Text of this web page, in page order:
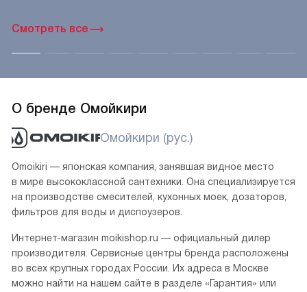
Смотреть все
О бренде Омойкири
Омойкири (рус.)
Omoikiri — японская компания, занявшая видное место
в мире высококлассной сантехники. Она специализируется
на производстве смесителей, кухонных моек, дозаторов,
фильтров для воды и диспоузеров.
Интернет-магазин moikishop.ru — официальный дилер
производителя. Сервисные центры бренда расположены
во всех крупных городах России. Их адреса в Москве
можно найти на нашем сайте в разделе «Гарантия» или